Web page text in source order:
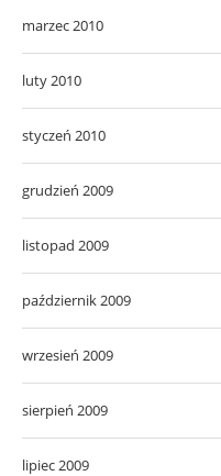
marzec 2010
luty 2010
styczeń 2010
grudzień 2009
listopad 2009
październik 2009
wrzesień 2009
sierpień 2009
lipiec 2009